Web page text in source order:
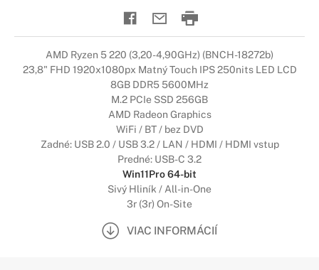
AMD Ryzen 5 220 (3,20-4,90GHz) (BNCH-18272b)
23,8" FHD 1920x1080px Matný Touch IPS 250nits LED LCD
8GB DDR5 5600MHz
M.2 PCIe SSD 256GB
AMD Radeon Graphics
WiFi / BT / bez DVD
Zadné: USB 2.0 / USB 3.2 / LAN / HDMI / HDMI vstup
Predné: USB-C 3.2
Win11Pro 64-bit
Sivý Hliník / All-in-One
3r (3r) On-Site
VIAC INFORMÁCIÍ